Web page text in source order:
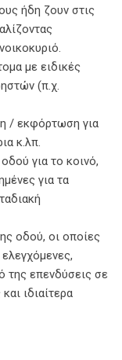
ήδη ζουν στις
με ειδικές
(π.χ.
/ εκφόρτωση για
κ.λπ.
για το κοινό,
για τα
οδού, οι οποίες
της επενδύσεις σε
ιδιαίτερα